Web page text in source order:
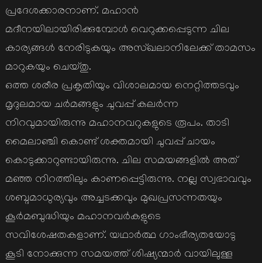
പ്രദേശക്കാരനാണ്. മഹാന്‍
മദീനയിലായിരിക്കുമ്പോള്‍ വെറുക്കപ്പെടുന്ന ചില
കാര്യങ്ങള്‍ നേരിടുകയും അസ്ഖലാനിലേക്ക് താമസം
മാറുകയും ചെയ്തു.
ഒത്ത ശരീര പ്രകൃതിയും വിശാലമായ നെറ്റിത്തടവും
മൃദുലമായ ചര്‍മങ്ങളും ചുവപ്പ് കലര്‍ന്ന
നിറവുമായിരുന്നു മഹാനവറുകളുടെ രൂപം. താടി
മൈലാഞ്ചി കൊണ്ട് ശക്തമായി ചുവപ്പ് ചായം
കൊടുക്കാറുണ്ടായിരുന്നു. ചില സമയങ്ങളില്‍ അത്
മഞ്ഞ നിറത്തിലും കാണപ്പെട്ടിരുന്നു. നല്ല സ്വഭാവവും
ശബ്ദമാധുര്യവും അച്ചടക്കവും മുഖപ്രസന്നതയും
കൂര്‍മബുദ്ധിയും മഹാനവര്‍കളുടെ
സവിശേഷതകളാണ്. യഥാര്‍ത്ഥ ഗാംഭീര്യതയോടു
കൂടി നോക്കുന്ന സമയത്ത് ശിഷ്യന്മാര്‍ വായിലുള്ള